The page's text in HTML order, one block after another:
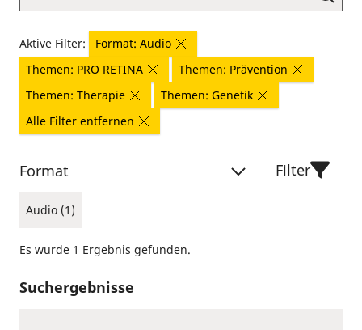
Aktive Filter:
Format: Audio
Themen: PRO RETINA
Themen: Prävention
Themen: Therapie
Themen: Genetik
Alle Filter entfernen
Format
Audio (1)
Filter
Es wurde 1 Ergebnis gefunden.
Suchergebnisse